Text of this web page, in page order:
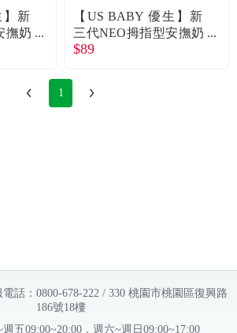
】新
撫奶
【US BABY 優生】新
三代NEO拇指型安撫奶
嘴-L-黃
$89
1
話：0800-678-222 / 330 桃園市桃園區復興路
186號18樓
五09:00~20:00，週六~週日09:00~17:00